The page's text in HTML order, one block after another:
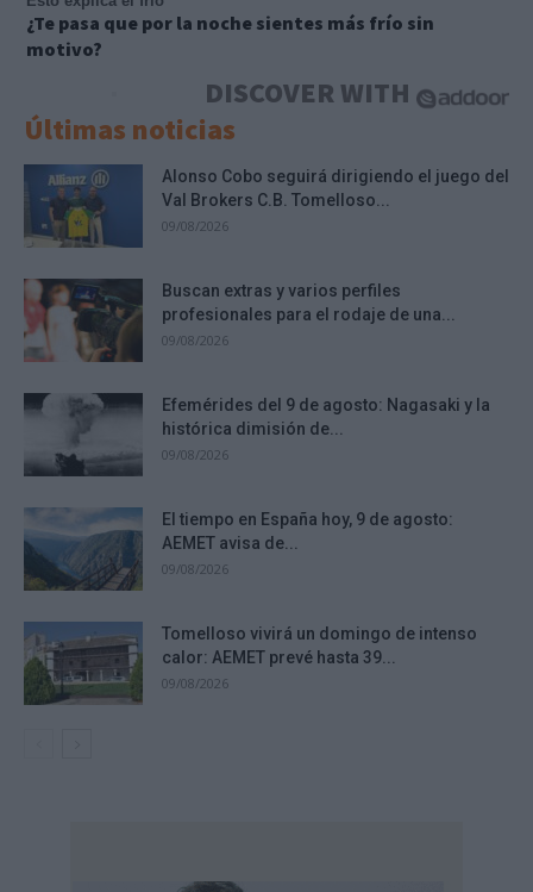
¿Te pasa que por la noche sientes más frío sin
motivo?
DISCOVER WITH
Últimas noticias
Alonso Cobo seguirá dirigiendo el juego del
Val Brokers C.B. Tomelloso...
09/08/2026
Buscan extras y varios perfiles
profesionales para el rodaje de una...
09/08/2026
Efemérides del 9 de agosto: Nagasaki y la
histórica dimisión de...
09/08/2026
El tiempo en España hoy, 9 de agosto:
AEMET avisa de...
09/08/2026
Tomelloso vivirá un domingo de intenso
calor: AEMET prevé hasta 39...
09/08/2026